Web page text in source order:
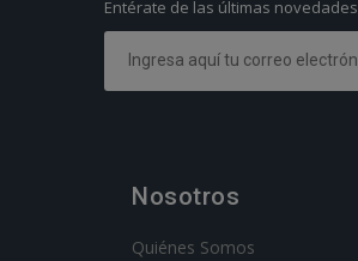
Entérate de las últimas novedades
Nosotros
Quiénes Somos